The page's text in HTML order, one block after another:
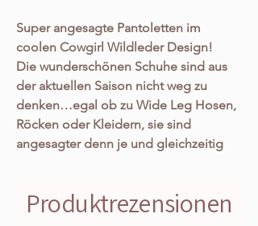
Super angesagte Pantoletten im
coolen Cowgirl Wildleder Design!
Die wunderschönen Schuhe sind aus
der aktuellen Saison nicht weg zu
denken…egal ob zu Wide Leg Hosen,
Röcken oder Kleidern, sie sind
angesagter denn je und gleichzeitig
perfekten Pantoletten für euch gesucht
Produktrezensionen